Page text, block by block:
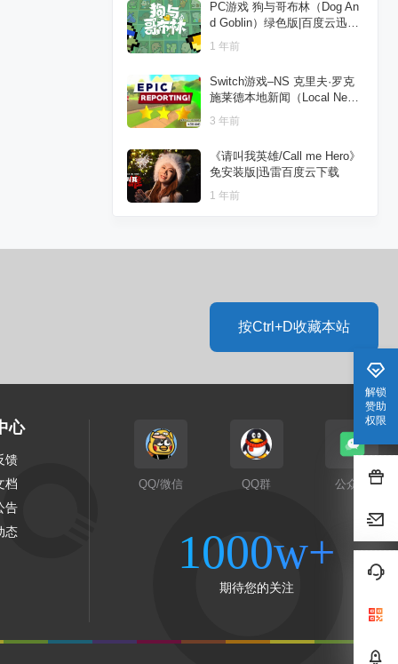
PC游戏 狗与哥布林（Dog An
d Goblin）绿色版|百度云迅雷
下载
1 年前
Switch游戏–NS 克里夫·罗克
施莱德本地新闻（Local News
with Cliff Rockslide）[NSP],
百度云下载
3 年前
《请叫我英雄/Call me Hero》
免安装版|迅雷百度云下载
1 年前
解锁
赞助
权限
按Ctrl+D收藏本站
心
馈
档
告
态
QQ/微信 QQ群 公众号
1000w+
期待您的关注